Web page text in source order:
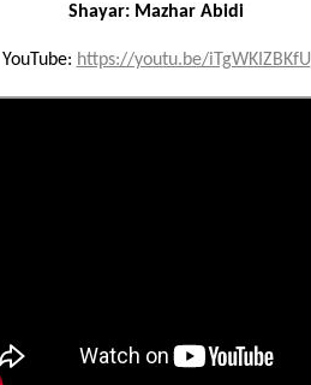
Shayar: Mazhar Abidi
YouTube: https://youtu.be/iTgWKIZBKfU